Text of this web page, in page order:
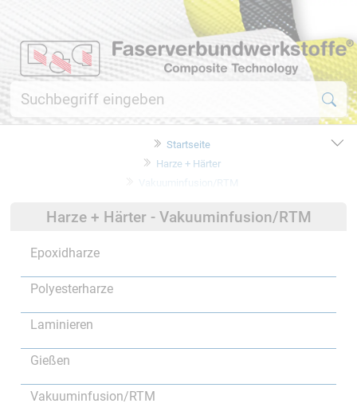
Startseite
Harze + Härter
Vakuuminfusion/RTM
Harze + Härter - Vakuuminfusion/RTM
Epoxidharze
Polyesterharze
Laminieren
Gießen
Vakuuminfusion/RTM